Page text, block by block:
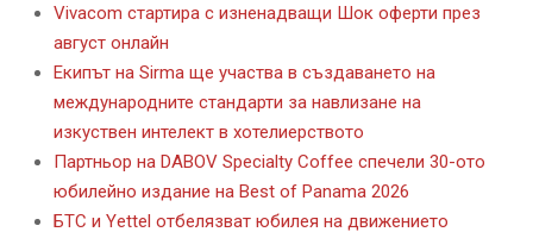
Vivacom стартира с изненадващи Шок оферти през
август онлайн
Екипът на Sirma ще участва в създаването на
международните стандарти за навлизане на
изкуствен интелект в хотелиерството
Партньор на DABOV Specialty Coffee спечели 30-ото
юбилейно издание на Best of Panama 2026
БТС и Yettel отбелязват юбилея на движението